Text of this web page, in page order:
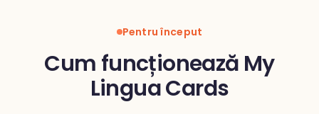
Pentru început
Cum funcționează My
Lingua Cards